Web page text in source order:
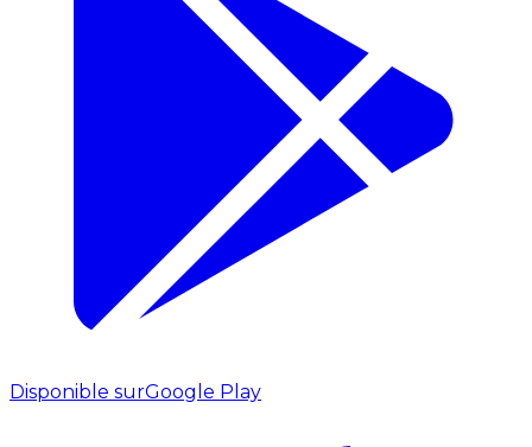
Disponible surGoogle Play